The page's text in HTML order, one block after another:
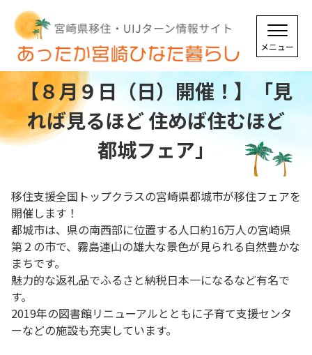
【８月９日（日）開催！】「見
れば見るほど 住めば住むほど
都城フェア」
移住支援全国トップクラスの宮崎県都城市が移住フェアを
開催します！
都城市は、県の南西部に位置する人口約16万人の宮崎県
第２の市で、霧島連山の雄大な景色が見られる自然豊かな
まちです。
魅力的な返礼品でふるさと納税日本一になるなど有名で
す。
2019年の図書館リニューアルとともに子育て支援センタ
ーなどの施設も充実しています。